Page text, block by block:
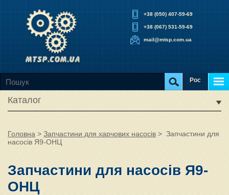
+38 (050) 407-59-69
+38 (067) 531-59-69
mail@mtsp.com.ua
Рос
Каталог
Головна > Запчастини для харчових насосів > Запчастини для
насосів Я9-ОНЦ
Запчастини для насосів Я9-
ОНЦ